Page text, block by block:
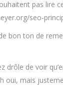
pas lire
seo-
bon ton de
drôle de voir
oui, mais